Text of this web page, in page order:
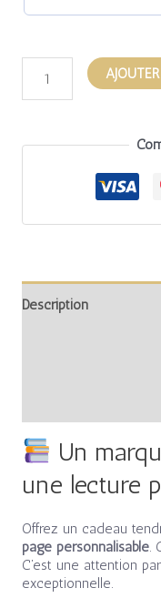
Description
Un
une lecture
Offrez un cadeau
page personnalisable.
C’est une attention
exceptionnelle.